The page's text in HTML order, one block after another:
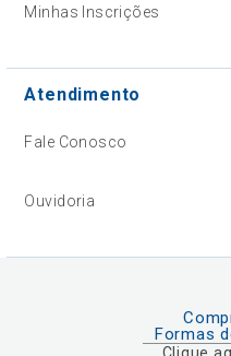
Minhas Inscrições
Atendimento
Fale Conosco
Ouvidoria
Formas